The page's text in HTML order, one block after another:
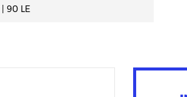
| 90 LE